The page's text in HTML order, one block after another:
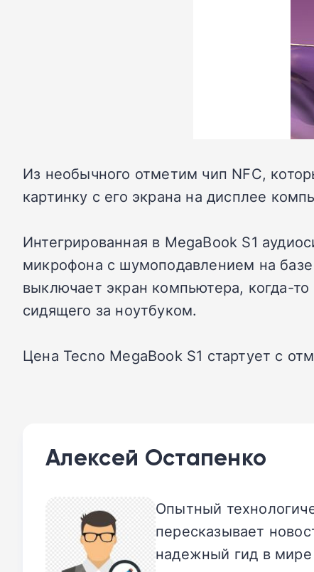
Из необычного отметим чип NFC,
картинку с его экрана на дисплее
Интегрированная в MegaBook S1
микрофона с шумоподавлением на
выключает экран компьютера, когда-
сидящего за ноутбуком.
Цена Tecno MegaBook S1 стартует с
Алексей Остапенко
Опытный
пересказывает
надежный гид в